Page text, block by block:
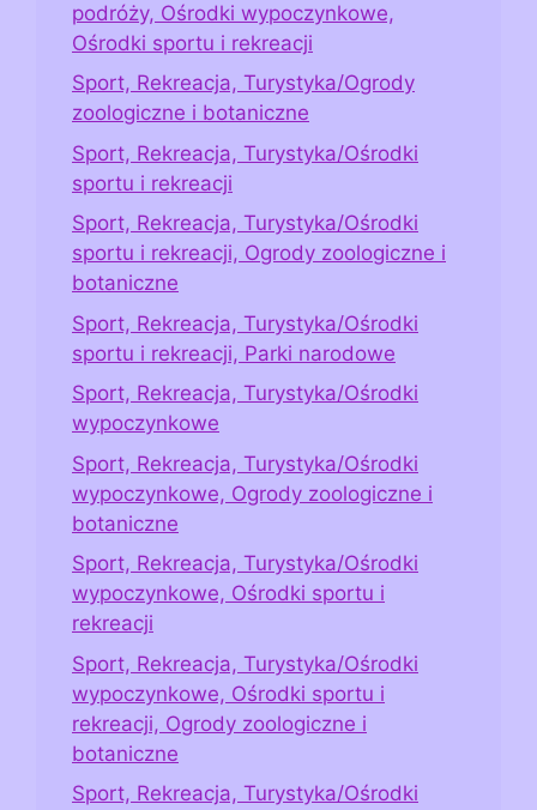
podróży, Ośrodki wypoczynkowe,
Ośrodki sportu i rekreacji
Sport, Rekreacja, Turystyka/Ogrody
zoologiczne i botaniczne
Sport, Rekreacja, Turystyka/Ośrodki
sportu i rekreacji
Sport, Rekreacja, Turystyka/Ośrodki
sportu i rekreacji, Ogrody zoologiczne i
botaniczne
Sport, Rekreacja, Turystyka/Ośrodki
sportu i rekreacji, Parki narodowe
Sport, Rekreacja, Turystyka/Ośrodki
wypoczynkowe
Sport, Rekreacja, Turystyka/Ośrodki
wypoczynkowe, Ogrody zoologiczne i
botaniczne
Sport, Rekreacja, Turystyka/Ośrodki
wypoczynkowe, Ośrodki sportu i
rekreacji
Sport, Rekreacja, Turystyka/Ośrodki
wypoczynkowe, Ośrodki sportu i
rekreacji, Ogrody zoologiczne i
botaniczne
Sport, Rekreacja, Turystyka/Ośrodki